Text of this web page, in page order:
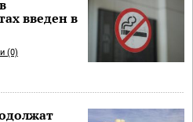
введен в
(0)